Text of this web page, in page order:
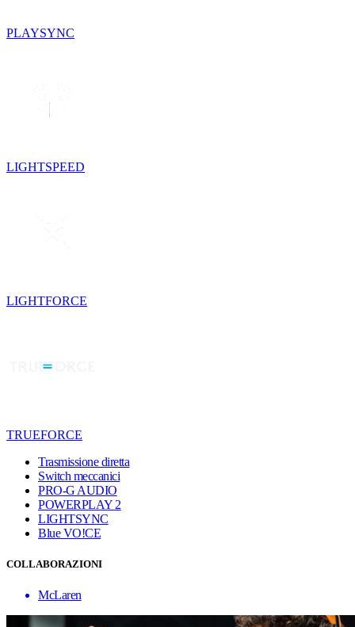
PLAYSYNC
LIGHTSPEED
LIGHTFORCE
TRUEFORCE
Trasmissione diretta
Switch meccanici
PRO-G AUDIO
POWERPLAY 2
LIGHTSYNC
Blue VO!CE
COLLABORAZIONI
McLaren